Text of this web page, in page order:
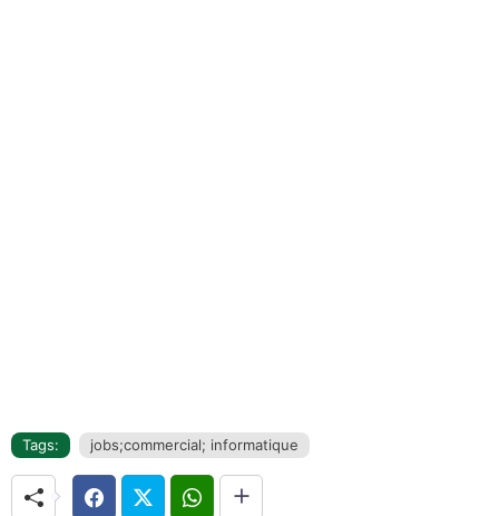
Tags: jobs;commercial; informatique